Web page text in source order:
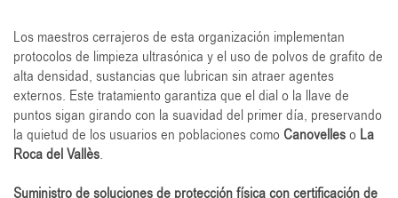
Los maestros cerrajeros de esta organización implementan
protocolos de limpieza ultrasónica y el uso de polvos de grafito de
alta densidad, sustancias que lubrican sin atraer agentes
externos. Este tratamiento garantiza que el dial o la llave de
puntos sigan girando con la suavidad del primer día, preservando
la quietud de los usuarios en poblaciones como Canovelleso La
Roca del Vallès.
Suministro de soluciones de protección física con certificación de